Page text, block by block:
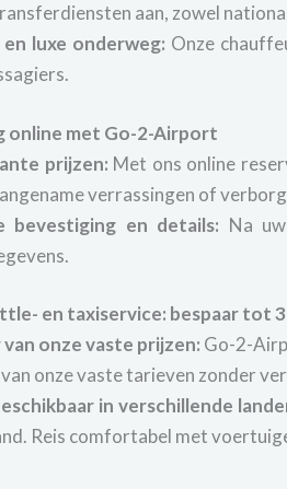
aan, zowel
luxe onderweg: Onze
online met Go-2-Airport
prijzen: Met ons online
verrassingen of
bevestiging en details: Na
en taxiservice: bespaar tot
onze vaste prijzen: Go-2-
onze vaste tarieven zonder
in verschillende
Reis comfortabel met